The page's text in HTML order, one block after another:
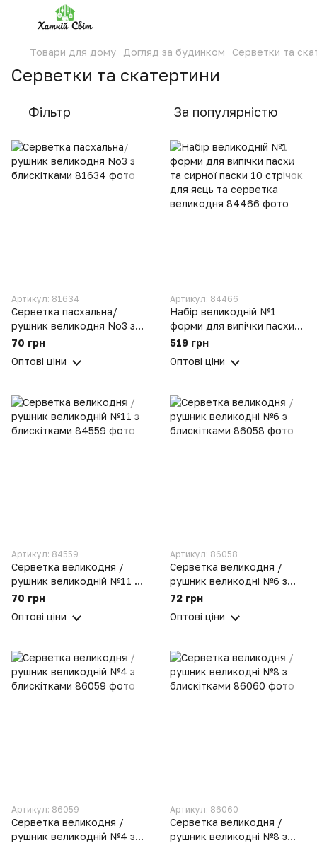
Товари для дому Догляд за будинком Серветки та
Серветки та скатертини
Фільтр За популярністю
Артикул: 81634
Серветка пасхальна/
рушник великодня No3 з
блискітками
70 грн
Оптові ціни
Артикул: 84466
Набір великодній №1
форми для випічки пасхи
та сирної паски 10 стрічок
великодня
519 грн
Оптові ціни
Артикул: 84559
Серветка великодня /
рушник великодній №11 з
блискітками
70 грн
Оптові ціни
Артикул: 86058
Серветка великодня /
рушник великодні №6 з
блискітками
72 грн
Оптові ціни
Артикул: 86059
Серветка великодня /
рушник великодній №4 з
Артикул: 86060
Серветка великодня /
рушник великодні №8 з